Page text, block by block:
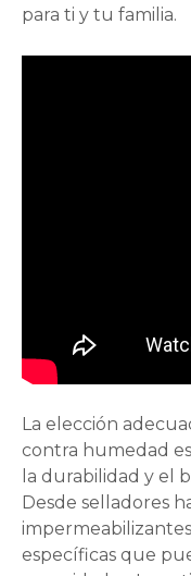
para ti y tu familia.
La elección
contra humedad
la durabilidad y el
Desde selladores
específicas que